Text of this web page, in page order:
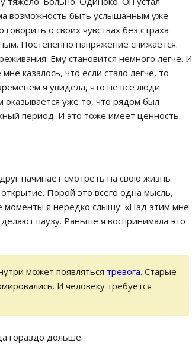
возможность быть услышанным уже
о своих чувствах без страха
Постепенно напряжение снижается.
Ему становится немного легче. И
казалось, что если стало легче, то
я увидела, что не все люди
оказывается уже то, что рядом был
период. И это тоже имеет ценность.
начинает смотреть на свою жизнь
Порой это всего одна мысль,
моменты я нередко слышу: «Над этим мне
паузу. Раньше я воспринимала это
может появляться тревога. Старые
И человеку требуется
гораздо дольше.